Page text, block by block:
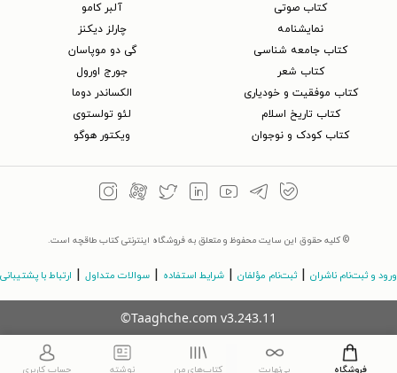
کتاب‌ صوتی
نمایشنامه
کتاب جامعه شناسی
کتاب شعر
کتاب موفقیت و خودیاری
کتاب تاریخ اسلام
کتاب کودک و نوجوان
آلبر کامو
چارلز دیکنز
گی دو موپاسان
جورج اورول
الکساندر دوما
لئو تولستوی
ویکتور هوگو
© کلیه حقوق این سایت محفوظ و متعلق به فروشگاه اینترنتی کتاب طاقچه است.
ورود و ثبت‌نام ناشران ثبت‌نام مؤلفان شرایط استفاده سوالات متداول ارتباط با پشتیبانی
©Taaghche.com v3.243.11
فروشگاه بی‌نهایت کتاب‌های من نوشته حساب کاربری